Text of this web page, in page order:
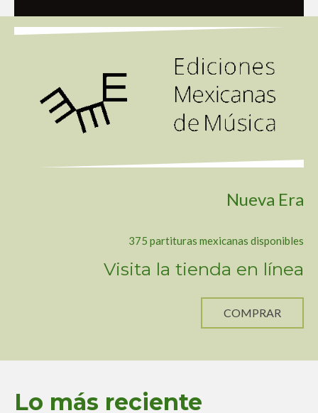
Nueva Era
375 partituras mexicanas disponibles
Visita la tienda en línea
COMPRAR
Lo más reciente